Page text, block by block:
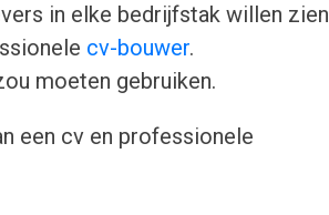
in elke bedrijfstak willen
cv-bouwer.
moeten gebruiken.
een cv en professionele